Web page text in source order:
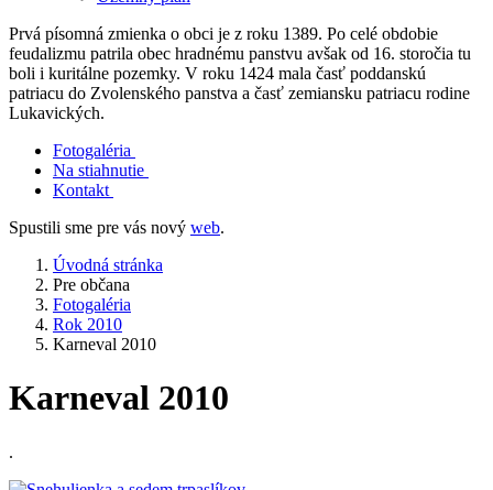
Prvá písomná zmienka o obci je z roku 1389. Po celé obdobie
feudalizmu patrila obec hradnému panstvu avšak od 16. storočia tu
boli i kuritálne pozemky. V roku 1424 mala časť poddanskú
patriacu do Zvolenského panstva a časť zemiansku patriacu rodine
Lukavických.
Fotogaléria
Na stiahnutie
Kontakt
Spustili sme pre vás nový web.
Úvodná stránka
Pre občana
Fotogaléria
Rok 2010
Karneval 2010
Karneval 2010
.